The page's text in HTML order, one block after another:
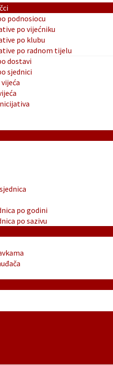
podnosiocu
po vijećniku
po klubu
po radnom tijelu
dostavi
sjednici
po godini
po sazivu